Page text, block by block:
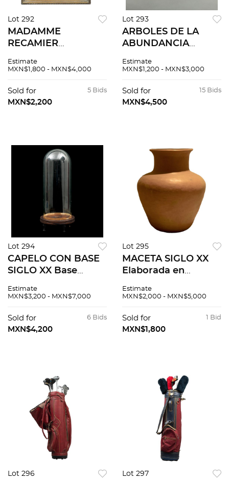
Lot 292
MADAMME
RECAMIER
SIGLO XX Óleo sobre
Mandyk Con marco
de bronce 9 cm
Estimate
MXN$1,800 - MXN$4,000
5 Bids
Sold for
MXN$2,200
Lot 293
ARBOLES DE LA
ABUNDANCIA
SIGLO XX Elaborado
semipreciosas Con
maceta elaborada
Estimate
MXN$1,200 - MXN$3,000
15 Bids
Sold for
MXN$4,500
Lot 294
CAPELO CON BASE
SIGLO XX Base
madera, capelo en
Detalles de
conservación,
Estimate
MXN$3,200 - MXN$7,000
6 Bids
Sold for
MXN$4,200
Lot 295
MACETA SIGLO XX
Elaborada en
abombado 66 cm
conservación, ligeras
lascaduras
Estimate
MXN$2,000 - MXN$5,000
1 Bid
Sold for
MXN$1,800
Lot 296 Lot 297